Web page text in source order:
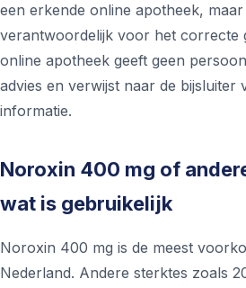
een erkende online apotheek,
verantwoordelijk voor het correcte
online apotheek geeft geen
advies en verwijst naar de bijsluiter
informatie.
Noroxin 400 mg of
wat is gebruikelijk
Noroxin 400 mg is de meest
Nederland. Andere sterktes zoals